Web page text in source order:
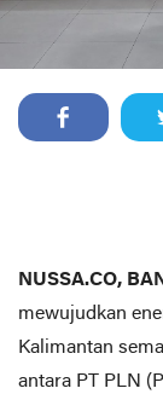
NUSSA.CO,
mewujudkan
Kalimantan
antara PT PLN